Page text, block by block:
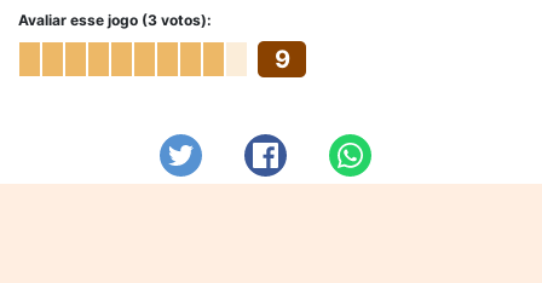
Avaliar esse jogo (3 votos):
9